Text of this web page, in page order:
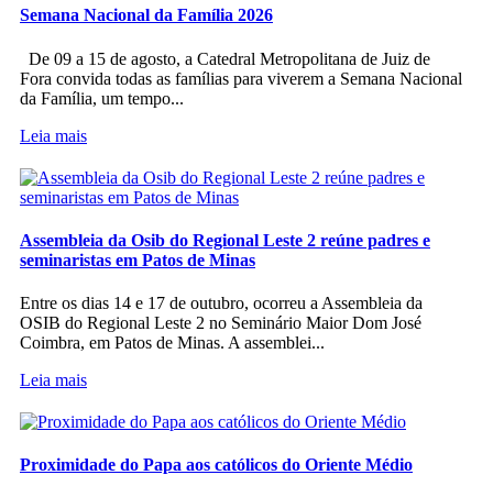
Semana Nacional da Família 2026
De 09 a 15 de agosto, a Catedral Metropolitana de Juiz de
Fora convida todas as famílias para viverem a Semana Nacional
da Família, um tempo...
Leia mais
Assembleia da Osib do Regional Leste 2 reúne padres e
seminaristas em Patos de Minas
Entre os dias 14 e 17 de outubro, ocorreu a Assembleia da
OSIB do Regional Leste 2 no Seminário Maior Dom José
Coimbra, em Patos de Minas. A assemblei...
Leia mais
Proximidade do Papa aos católicos do Oriente Médio